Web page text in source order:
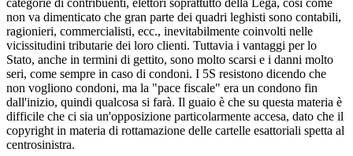
non va dimenticato che gran parte dei quadri leghisti sono contabili,
ragionieri, commercialisti, ecc., inevitabilmente coinvolti nelle
vicissitudini tributarie dei loro clienti. Tuttavia i vantaggi per lo
Stato, anche in termini di gettito, sono molto scarsi e i danni molto
seri, come sempre in caso di condoni. I 5S resistono dicendo che
non vogliono condoni, ma la "pace fiscale" era un condono fin
dall'inizio, quindi qualcosa si farà. Il guaio è che su questa materia è
difficile che ci sia un'opposizione particolarmente accesa, dato che il
copyright in materia di rottamazione delle cartelle esattoriali spetta al
centrosinistra.